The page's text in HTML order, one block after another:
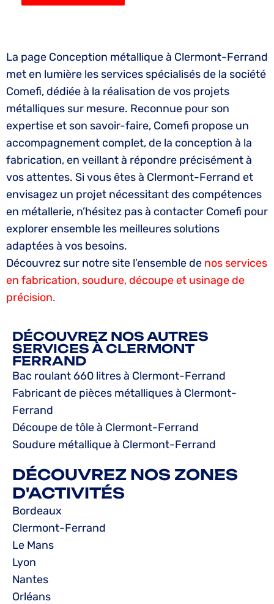
La page Conception métallique à Clermont-Ferrand
met en lumière les services spécialisés de la société
Comefi, dédiée à la réalisation de vos projets
métalliques sur mesure. Reconnue pour son
expertise et son savoir-faire, Comefi propose un
accompagnement complet, de la conception à la
fabrication, en veillant à répondre précisément à
vos attentes. Si vous êtes à Clermont-Ferrand et
envisagez un projet nécessitant des compétences
en métallerie, n’hésitez pas à contacter Comefi pour
explorer ensemble les meilleures solutions
adaptées à vos besoins.
Découvrez sur notre site l’ensemble de nos services
en fabrication, soudure, découpe et usinage de
précision.
DÉCOUVREZ NOS AUTRES
SERVICES À CLERMONT
FERRAND
Bac roulant 660 litres à Clermont-Ferrand
Fabricant de pièces métalliques à Clermont-
Ferrand
Découpe de tôle à Clermont-Ferrand
Soudure métallique à Clermont-Ferrand
DÉCOUVREZ NOS ZONES
D'ACTIVITÉS
Bordeaux
Clermont-Ferrand
Le Mans
Lyon
Nantes
Orléans